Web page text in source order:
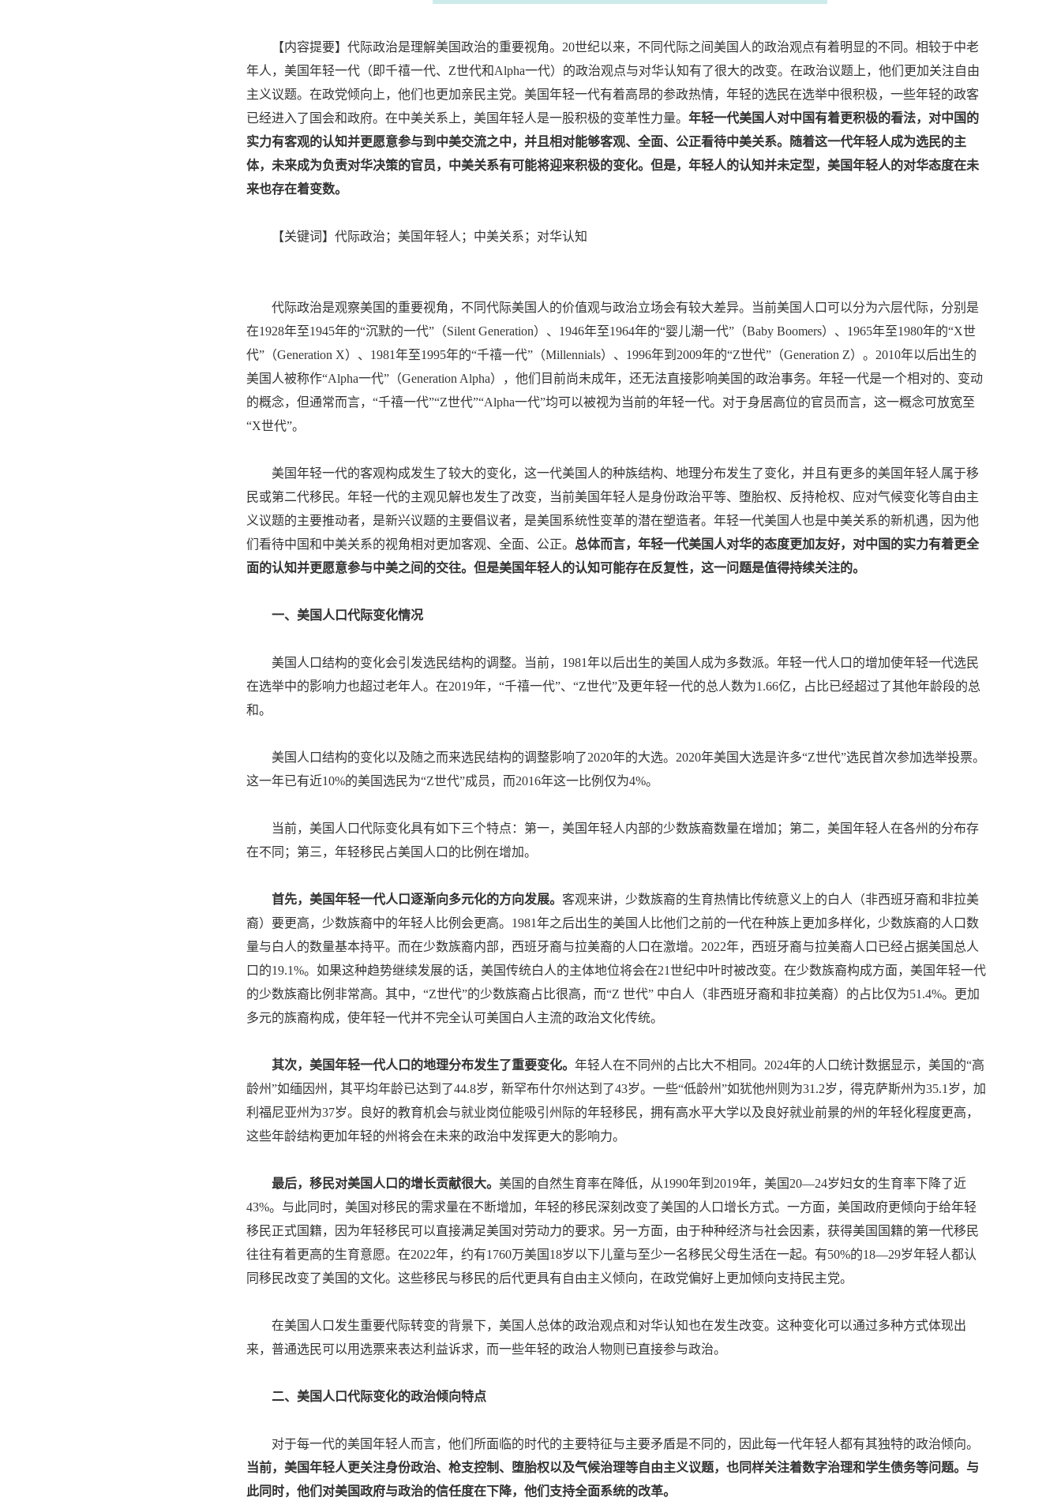
【内容提要】代际政治是理解美国政治的重要视角。20世纪以来，不同代际之间美国人的政治观点有着明显的不同。相较于中老
年人，美国年轻一代（即千禧一代、Z世代和Alpha一代）的政治观点与对华认知有了很大的改变。在政治议题上，他们更加关注自由
主义议题。在政党倾向上，他们也更加亲民主党。美国年轻一代有着高昂的参政热情，年轻的选民在选举中很积极，一些年轻的政客
已经进入了国会和政府。在中美关系上，美国年轻人是一股积极的变革性力量。 年轻一代美国人对中国有着更积极的看法，对中国的
实力有客观的认知并更愿意参与到中美交流之中，并且相对能够客观、全面、公正看待中美关系。随着这一代年轻人成为选民的主
体，未来成为负责对华决策的官员，中美关系有可能将迎来积极的变化。但是，年轻人的认知并未定型，美国年轻人的对华态度在未
来也存在着变数。
【关键词】代际政治；美国年轻人；中美关系；对华认知
代际政治是观察美国的重要视角，不同代际美国人的价值观与政治立场会有较大差异。当前美国人口可以分为六层代际，分别是
在1928年至1945年的“沉默的一代”（Silent Generation）、1946年至1964年的“婴儿潮一代”（Baby Boomers）、1965年至1980年的“X世
代”（Generation X）、1981年至1995年的“千禧一代”（Millennials）、1996年到2009年的“Z世代”（Generation Z）。2010年以后出生的
美国人被称作“Alpha一代”（Generation Alpha），他们目前尚未成年，还无法直接影响美国的政治事务。年轻一代是一个相对的、变动
的概念，但通常而言，“千禧一代”“Z世代”“Alpha一代”均可以被视为当前的年轻一代。对于身居高位的官员而言，这一概念可放宽至
“X世代”。
美国年轻一代的客观构成发生了较大的变化，这一代美国人的种族结构、地理分布发生了变化，并且有更多的美国年轻人属于移
民或第二代移民。年轻一代的主观见解也发生了改变，当前美国年轻人是身份政治平等、堕胎权、反持枪权、应对气候变化等自由主
义议题的主要推动者，是新兴议题的主要倡议者，是美国系统性变革的潜在塑造者。年轻一代美国人也是中美关系的新机遇，因为他
们看待中国和中美关系的视角相对更加客观、全面、公正。 总体而言，年轻一代美国人对华的态度更加友好，对中国的实力有着更全
面的认知并更愿意参与中美之间的交往。但是美国年轻人的认知可能存在反复性，这一问题是值得持续关注的。
一、美国人口代际变化情况
美国人口结构的变化会引发选民结构的调整。当前，1981年以后出生的美国人成为多数派。年轻一代人口的增加使年轻一代选民
在选举中的影响力也超过老年人。在2019年，“千禧一代”、“Z世代”及更年轻一代的总人数为1.66亿，占比已经超过了其他年龄段的总
和。
美国人口结构的变化以及随之而来选民结构的调整影响了2020年的大选。2020年美国大选是许多“Z世代”选民首次参加选举投票。
这一年已有近10%的美国选民为“Z世代”成员，而2016年这一比例仅为4%。
当前，美国人口代际变化具有如下三个特点：第一，美国年轻人内部的少数族裔数量在增加；第二，美国年轻人在各州的分布存
在不同；第三，年轻移民占美国人口的比例在增加。
首先，美国年轻一代人口逐渐向多元化的方向发展。 客观来讲，少数族裔的生育热情比传统意义上的白人（非西班牙裔和非拉美
裔）要更高，少数族裔中的年轻人比例会更高。1981年之后出生的美国人比他们之前的一代在种族上更加多样化，少数族裔的人口数
量与白人的数量基本持平。而在少数族裔内部，西班牙裔与拉美裔的人口在激增。2022年，西班牙裔与拉美裔人口已经占据美国总人
口的19.1%。如果这种趋势继续发展的话，美国传统白人的主体地位将会在21世纪中叶时被改变。在少数族裔构成方面，美国年轻一代
的少数族裔比例非常高。其中，“Z世代”的少数族裔占比很高，而“Z 世代” 中白人（非西班牙裔和非拉美裔）的占比仅为51.4%。更加
多元的族裔构成，使年轻一代并不完全认可美国白人主流的政治文化传统。
其次，美国年轻一代人口的地理分布发生了重要变化。 年轻人在不同州的占比大不相同。2024年的人口统计数据显示，美国的“高
龄州”如缅因州，其平均年龄已达到了44.8岁，新罕布什尔州达到了43岁。一些“低龄州”如犹他州则为31.2岁，得克萨斯州为35.1岁，加
利福尼亚州为37岁。良好的教育机会与就业岗位能吸引州际的年轻移民，拥有高水平大学以及良好就业前景的州的年轻化程度更高，
这些年龄结构更加年轻的州将会在未来的政治中发挥更大的影响力。
最后，移民对美国人口的增长贡献很大。 美国的自然生育率在降低，从1990年到2019年，美国20—24岁妇女的生育率下降了近
43%。与此同时，美国对移民的需求量在不断增加，年轻的移民深刻改变了美国的人口增长方式。一方面，美国政府更倾向于给年轻
移民正式国籍，因为年轻移民可以直接满足美国对劳动力的要求。另一方面，由于种种经济与社会因素，获得美国国籍的第一代移民
往往有着更高的生育意愿。在2022年，约有1760万美国18岁以下儿童与至少一名移民父母生活在一起。有50%的18—29岁年轻人都认
同移民改变了美国的文化。这些移民与移民的后代更具有自由主义倾向，在政党偏好上更加倾向支持民主党。
在美国人口发生重要代际转变的背景下，美国人总体的政治观点和对华认知也在发生改变。这种变化可以通过多种方式体现出
来，普通选民可以用选票来表达利益诉求，而一些年轻的政治人物则已直接参与政治。
二、美国人口代际变化的政治倾向特点
对于每一代的美国年轻人而言，他们所面临的时代的主要特征与主要矛盾是不同的，因此每一代年轻人都有其独特的政治倾向。
当前，美国年轻人更关注身份政治、枪支控制、堕胎权以及气候治理等自由主义议题，也同样关注着数字治理和学生债务等问题。与
此同时，他们对美国政府与政治的信任度在下降，他们支持全面系统的改革。